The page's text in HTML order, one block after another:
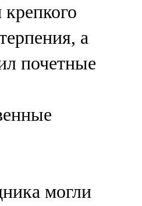
а
почетные
могли